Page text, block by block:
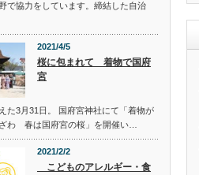
で協力をしています。締結した自治
2021/4/5
桜に包まれて 着物で国府
宮
た3月31日。 国府宮神社にて「着物が
わ 春は国府宮の桜」を開催い…
2021/2/2
こどものアレルギー・食